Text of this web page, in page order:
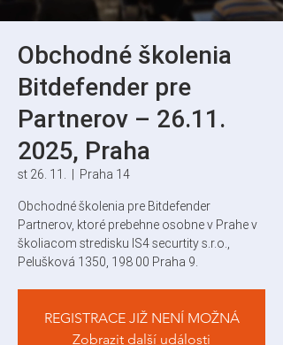
Obchodné školenia
Bitdefender pre
Partnerov – 26.11.
2025, Praha
st 26. 11.
  |
Praha 14
Obchodné školenia pre Bitdefender
Partnerov, ktoré prebehne osobne v Prahe v
školiacom stredisku IS4 securtity s.r.o.,
Pelušková 1350, 198 00 Praha 9.
REGISTRACE JIŽ NENÍ MOŽNÁ
Zobrazit další události